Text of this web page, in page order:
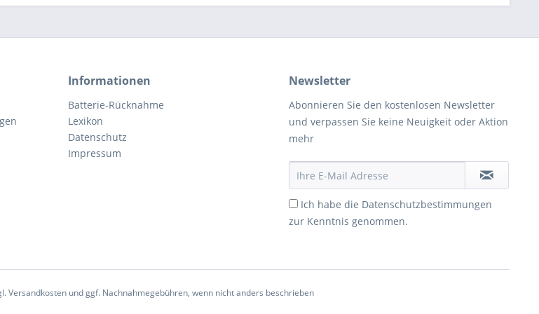
Informationen
Batterie-Rücknahme
Lexikon
Datenschutz
Impressum
Newsletter
Abonnieren Sie den kostenlosen Newsletter
und verpassen Sie keine Neuigkeit oder Aktion
mehr
Ich habe die Datenschutzbestimmungen
zur Kenntnis genommen.
Versandkostenund ggf. Nachnahmegebühren, wenn nicht anders beschrieben